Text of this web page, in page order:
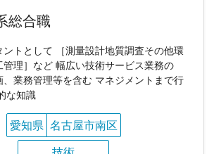
総合職
トとして ［測量設計地質調査その他環
理］など 幅広い技術サービス業務の
業務管理等を含む マネジメントまで行
な知識
愛知県 名古屋市南区